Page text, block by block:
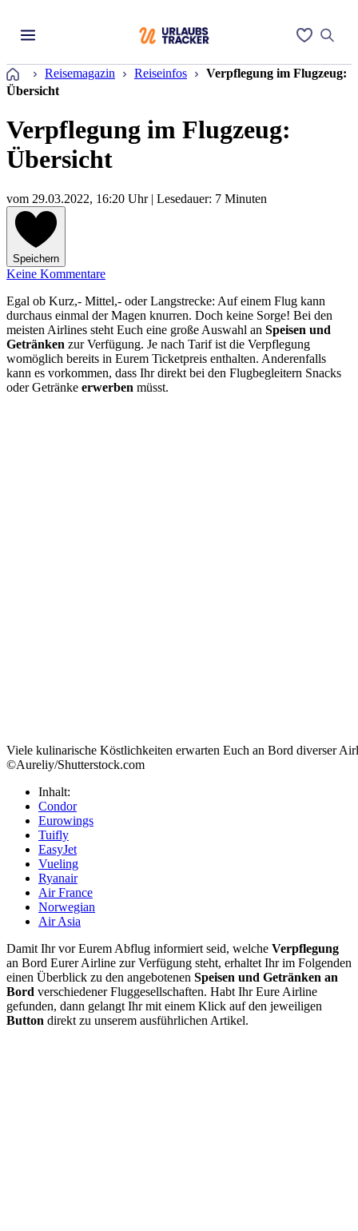
Startseite
Reisemagazin Reiseinfos
Verpflegung im Flugzeug:
Übersicht
Verpflegung im Flugzeug:
Übersicht
vom 29.03.2022, 16:20 Uhr| Lesedauer: 7 Minuten
Speichern
Keine Kommentare
Egal ob Kurz,- Mittel,- oder Langstrecke: Auf einem Flug kann
durchaus einmal der Magen knurren. Doch keine Sorge! Bei den
meisten Airlines steht Euch eine große Auswahl an Speisen und
Getränken zur Verfügung. Je nach Tarif ist die Verpflegung
womöglich bereits in Eurem Ticketpreis enthalten. Anderenfalls
kann es vorkommen, dass Ihr direkt bei den Flugbegleitern Snacks
oder Getränke erwerben müsst.
Viele kulinarische Köstlichkeiten erwarten Euch an Bord diverser
©Aureliy/Shutterstock.com
Inhalt:
Condor
Eurowings
Tuifly
EasyJet
Vueling
Ryanair
Air France
Norwegian
Air Asia
Damit Ihr vor Eurem Abflug informiert seid, welche Verpflegung
an Bord Eurer Airline zur Verfügung steht, erhaltet Ihr im Folgenden
einen Überblick zu den angebotenen Speisen und Getränken an
Bord verschiedener Fluggesellschaften. Habt Ihr Eure Airline
gefunden, dann gelangt Ihr mit einem Klick auf den jeweiligen
Button direkt zu unserem ausführlichen Artikel.